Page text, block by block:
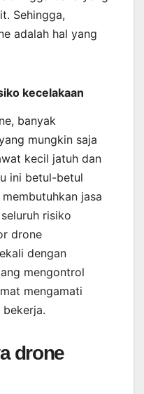
Sehingga,
adalah hal yang
kecelakaan
banyak
mungkin saja
kecil jatuh dan
ini betul-betul
jasa
risiko
drone
dengan
mengontrol
mengamati
drone